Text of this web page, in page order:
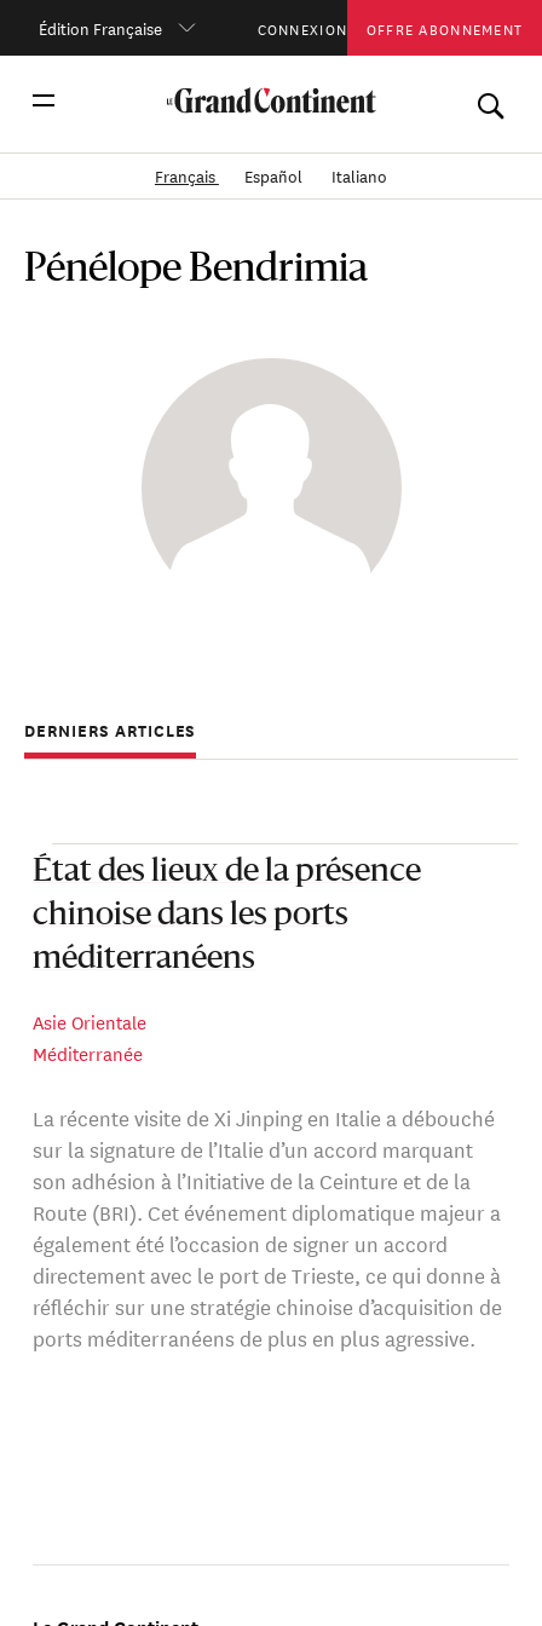
Édition Française CONNEXION OFFRE ABONNEMENT
Français Español Italiano
Pénélope Bendrimia
DERNIERS ARTICLES
État des lieux de la présence
chinoise dans les ports
méditerranéens
Asie Orientale
Méditerranée
La récente visite de Xi Jinping en Italie a débouché
sur la signature de l’Italie d’un accord marquant
son adhésion à l’Initiative de la Ceinture et de la
Route (BRI). Cet événement diplomatique majeur a
également été l’occasion de signer un accord
directement avec le port de Trieste, ce qui donne à
réfléchir sur une stratégie chinoise d’acquisition de
ports méditerranéens de plus en plus agressive.